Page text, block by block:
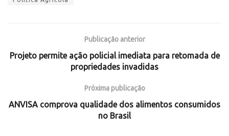
Publicação anterior
Projeto permite ação policial imediata para retomada de
propriedades invadidas
Próxima publicação
ANVISA comprova qualidade dos alimentos consumidos
no Brasil